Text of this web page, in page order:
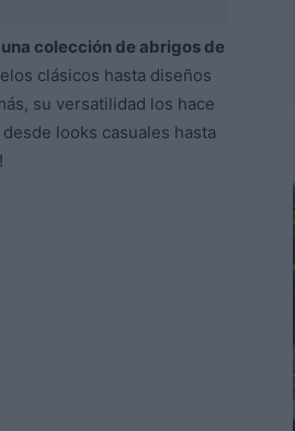
colección de abrigos de
clásicos hasta diseños
su versatilidad los hace
looks casuales hasta